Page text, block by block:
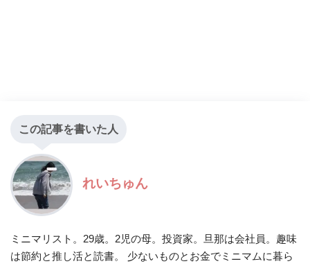
この記事を書いた人
れいちゅん
ミニマリスト。29歳。2児の母。投資家。旦那は会社員。趣味
は節約と推し活と読書。 少ないものとお金でミニマムに暮ら